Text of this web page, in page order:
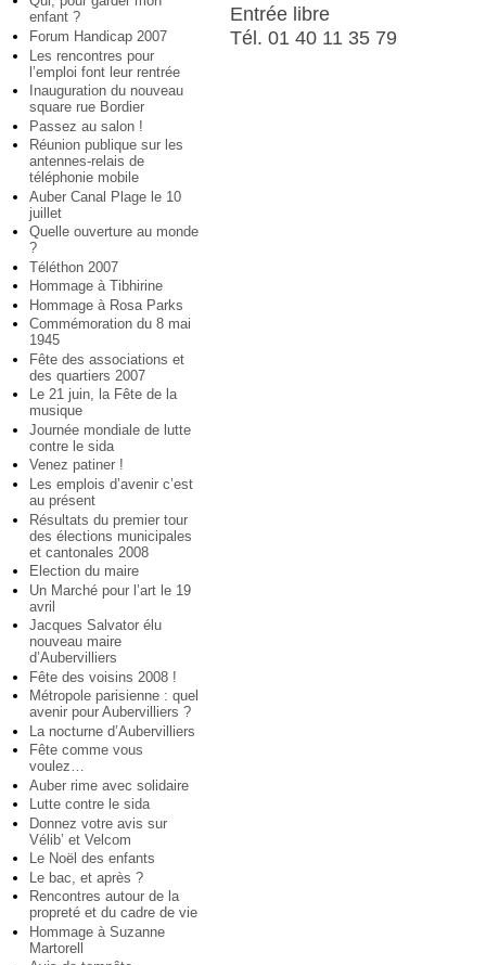
enfant ?
Forum Handicap 2007
Les rencontres pour
l’emploi font leur rentrée
Inauguration du nouveau
square rue Bordier
Passez au salon !
Réunion publique sur les
antennes-relais de
téléphonie mobile
Auber Canal Plage le 10
juillet
Quelle ouverture au monde
?
Téléthon 2007
Hommage à Tibhirine
Hommage à Rosa Parks
Commémoration du 8 mai
1945
Fête des associations et
des quartiers 2007
Le 21 juin, la Fête de la
musique
Journée mondiale de lutte
contre le sida
Venez patiner !
Les emplois d’avenir c’est
au présent
Résultats du premier tour
des élections municipales
et cantonales 2008
Election du maire
Un Marché pour l’art le 19
avril
Jacques Salvator élu
nouveau maire
d’Aubervilliers
Fête des voisins 2008 !
Métropole parisienne : quel
avenir pour Aubervilliers ?
La nocturne d’Aubervilliers
Fête comme vous
voulez…
Auber rime avec solidaire
Lutte contre le sida
Donnez votre avis sur
Vélib’ et Velcom
Le Noël des enfants
Le bac, et après ?
Rencontres autour de la
propreté et du cadre de vie
Hommage à Suzanne
Martorell
Entrée libre
Tél. 01 40 11 35 79